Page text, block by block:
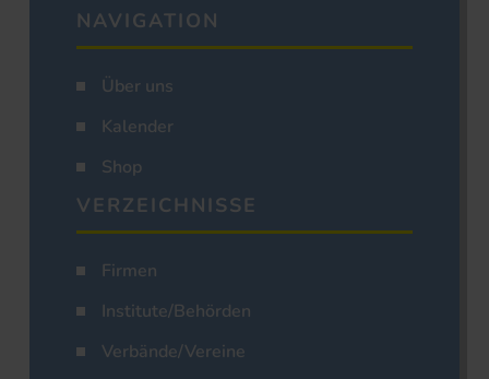
NAVIGATION
Über uns
Kalender
Shop
VERZEICHNISSE
Firmen
Institute/Behörden
Verbände/Vereine